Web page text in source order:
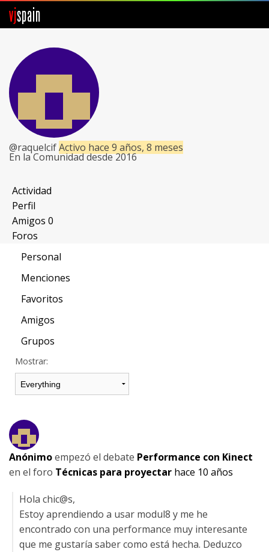
vjspain
Foros
Noticias
Vjspain
Ayuda
Contacto
Entrar
@raquelcifActivo hace 9 años, 8 meses
En la Comunidad desde 2016
Actividad
Perfil
Amigos 0
Foros
Personal
Menciones
Favoritos
Amigos
Grupos
Mostrar:
Anónimoempezó el debate Performance con Kinect
en el foro Técnicas para proyectar hace 10 años
Hola chic@s,
Estoy aprendiendo a usar modul8 y me he
encontrado con una performance muy interesante
que me gustaría saber como está hecha. Deduzco